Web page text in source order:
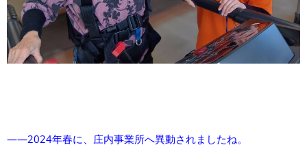
――2024年春に、庄内事業所へ異動されましたね。